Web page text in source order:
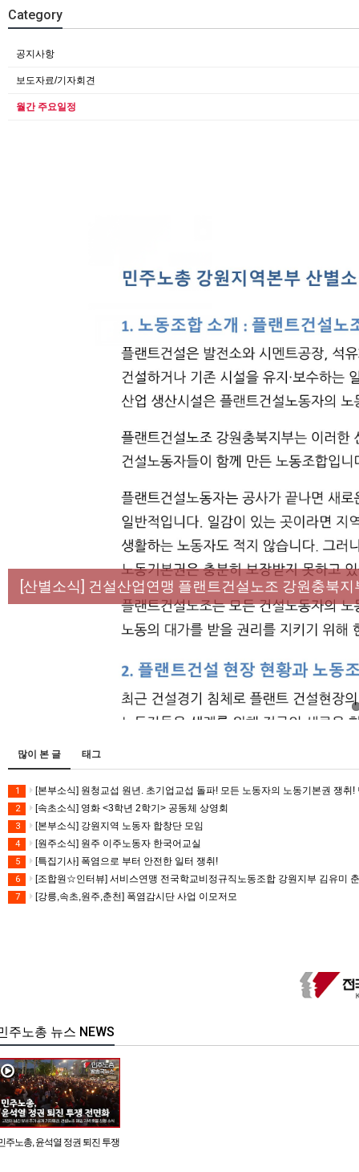
Category
공지사항
보도자료/기자회견
월간 주요일정
[성명] 막을 수 있었던 죽음, HL만도가 책임져라 : 청
[산별소식] 건설산업연맹 플랜트건설노조 강원충북지
[강릉,속초,원주,춘천] 폭염감시단 사업 이모저모
[조합원☆인터뷰] 서비스연맹 전국학교비정규직노동
[본부소식] 강원지역 노동자 합창단 모임
많이 본 글 태그
1 [본부소식] 원청교섭 원년. 초기업교섭 돌파! 모든 노동자의 노동기본권 쟁취
2 [속초소식] 영화 <3학년 2학기> 공동체 상영회
3 [본부소식] 강원지역 노동자 합창단 모임
4 [원주소식] 원주 이주노동자 한국어교실
5 [특집기사] 폭염으로 부터 안전한 일터 쟁취!
6 [조합원☆인터뷰] 서비스연맹 전국학교비정규직노동조합 강원지부 김유미
7 [강릉,속초,원주,춘천] 폭염감시단 사업 이모저모
주노총 뉴스 NEWS
주노총, 윤석열 정권 퇴진 투쟁